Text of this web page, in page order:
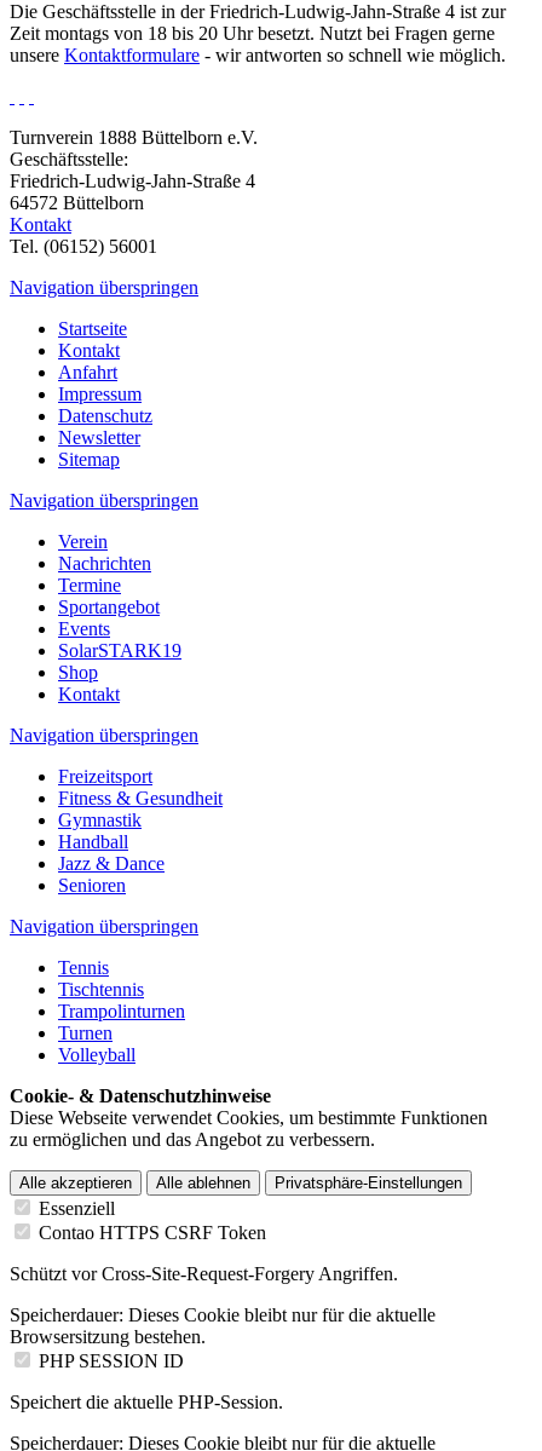
Die Geschäftsstelle in der Friedrich-Ludwig-Jahn-Straße 4 ist zur
Zeit montags von 18 bis 20 Uhr besetzt. Nutzt bei Fragen gerne
unsere Kontaktformulare - wir antworten so schnell wie möglich.
Turnverein 1888 Büttelborn e.V.
Geschäftsstelle:
Friedrich-Ludwig-Jahn-Straße 4
64572 Büttelborn
Kontakt
Tel. (06152) 56001
Navigation überspringen
Startseite
Kontakt
Anfahrt
Impressum
Datenschutz
Newsletter
Sitemap
Navigation überspringen
Verein
Nachrichten
Termine
Sportangebot
Events
SolarSTARK19
Shop
Kontakt
Navigation überspringen
Freizeitsport
Fitness & Gesundheit
Gymnastik
Handball
Jazz & Dance
Senioren
Navigation überspringen
Tennis
Tischtennis
Trampolinturnen
Turnen
Volleyball
Cookie- & Datenschutzhinweise
Diese Webseite verwendet Cookies, um bestimmte Funktionen
zu ermöglichen und das Angebot zu verbessern.
Alle akzeptieren Alle ablehnen Privatsphäre-Einstellungen
Essenziell
Contao HTTPS CSRF Token
Schützt vor Cross-Site-Request-Forgery Angriffen.
Speicherdauer: Dieses Cookie bleibt nur für die aktuelle
Browsersitzung bestehen.
PHP SESSION ID
Speichert die aktuelle PHP-Session.
Speicherdauer: Dieses Cookie bleibt nur für die aktuelle